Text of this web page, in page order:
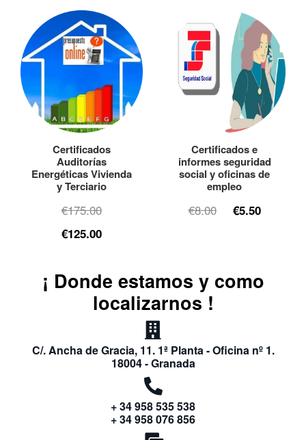
Certificados
Auditorías
Energéticas Vivienda
y Terciario
€175.00
€125.00
Certificados e
informes seguridad
social y oficinas de
empleo
€8.00 €5.50
¡ Donde estamos y como
localizarnos !
C/. Ancha de Gracia, 11. 1ª Planta - Oficina nº 1.
18004 - Granada
+ 34 958 535 538
+ 34 958 076 856